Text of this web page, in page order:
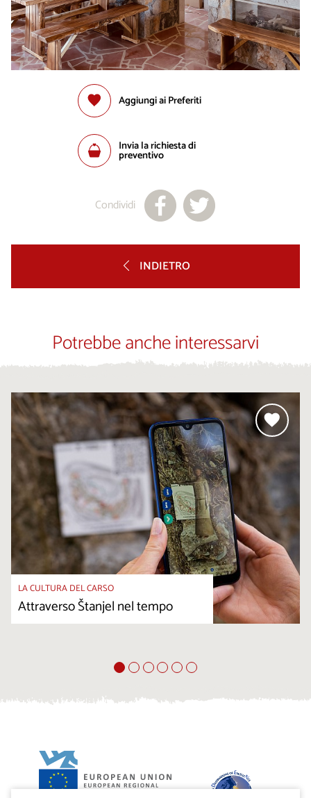
Aggiungi ai Preferiti
Invia la richiesta di
preventivo
Condividi
INDIETRO
Potrebbe anche interessarvi
LA CULTURA DEL CARSO
Attraverso Štanjel nel tempo